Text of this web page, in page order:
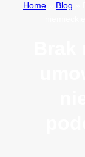
Home Blog